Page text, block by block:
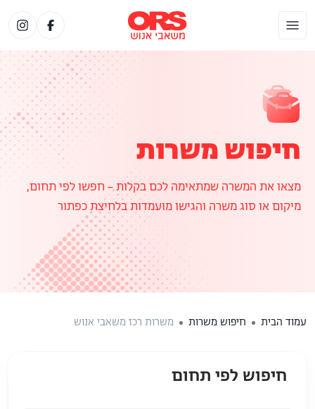
חיפוש משרות
מצאו את המשרה שמתאימה לכם בקלות – חפשו לפי תחום,
מיקום או סוג משרה והגישו מועמדות בלחיצת כפתור
עמוד הבית חיפוש משרות משרות רכז משאבי אנוש
חיפוש לפי תחום